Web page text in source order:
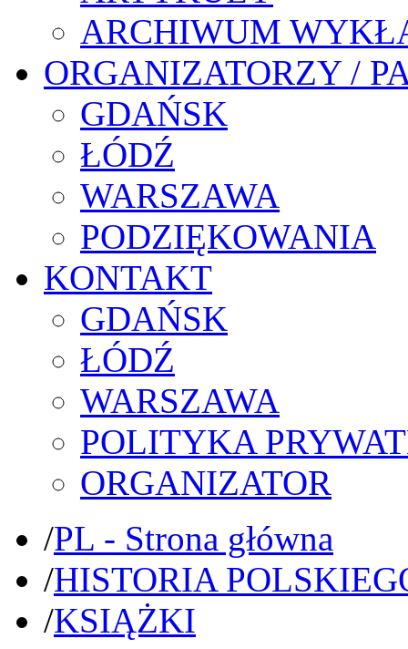
ARCHIWUM
ORGANIZATORZY /
GDAŃSK
ŁÓDŹ
WARSZAWA
PODZIĘKOWANIA
KONTAKT
GDAŃSK
ŁÓDŹ
WARSZAWA
POLITYKA
ORGANIZATOR
/PL - Strona główna
/HISTORIA
/KSIĄŻKI